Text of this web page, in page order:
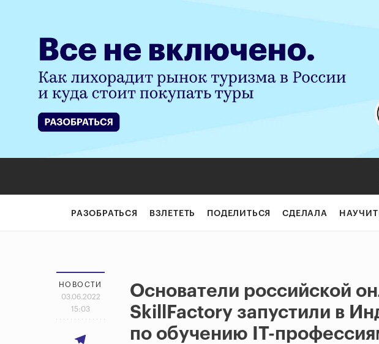
РАЗОБРАТЬСЯ ВЗЛЕТЕТЬ ПОДЕЛИТЬСЯ СДЕЛАЛА
НОВОСТИ
03.06.2022
15:03
Основатели российской
SkillFactory запустили в
по обучению IT-